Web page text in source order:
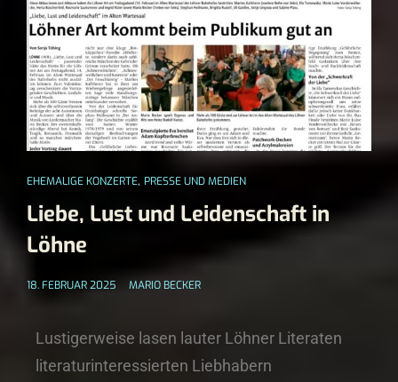
EHEMALIGE KONZERTE, PRESSE UND MEDIEN
Liebe, Lust und Leidenschaft in
Löhne
18. FEBRUAR 2025 MARIO BECKER
Lustigerweise lasen lauter Löhner Literaten
literaturinteressierten Liebhabern